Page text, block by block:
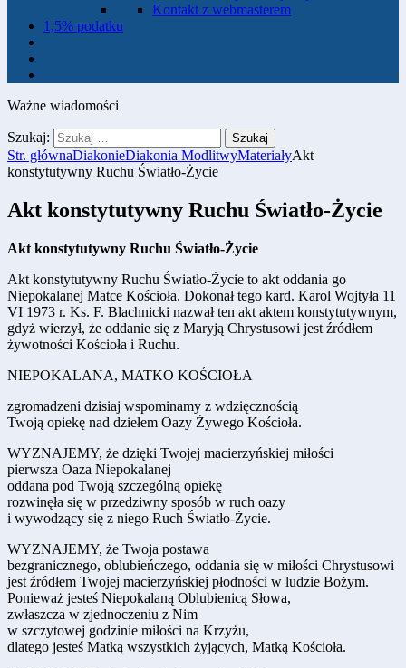
Kontakt z webmasterem
1,5% podatku
Ważne wiadomości
Szukaj:
Str. głównaDiakonieDiakonia ModlitwyMateriałyAkt
konstytutywny Ruchu Światło-Życie
Akt konstytutywny Ruchu Światło-Życie
Akt konstytutywny Ruchu Światło-Życie
Akt konstytutywny Ruchu Światło-Życie to akt oddania go
Niepokalanej Matce Kościoła. Dokonał tego kard. Karol Wojtyła 11
VI 1973 r. Ks. F. Blachnicki nazwał ten akt aktem konstytutywnym,
gdyż wierzył, że oddanie się z Maryją Chrystusowi jest źródłem
żywotności Kościoła i Ruchu.
NIEPOKALANA, MATKO KOŚCIOŁA
zgromadzeni dzisiaj wspominamy z wdzięcznością
Twoją opiekę nad dziełem Oazy Żywego Kościoła.
WYZNAJEMY, że dzięki Twojej macierzyńskiej miłości
pierwsza Oaza Niepokalanej
oddana pod Twoją szczególną opiekę
rozwinęła się w przedziwny sposób w ruch oazy
i wywodzący się z niego Ruch Światło-Życie.
WYZNAJEMY, że Twoja postawa
bezgranicznego, oblubieńczego, oddania się w miłości Chrystusowi
jest źródłem Twojej macierzyńskiej płodności w ludzie Bożym.
Ponieważ jesteś Niepokalaną Oblubienicą Słowa,
zwłaszcza w zjednoczeniu z Nim
w szczytowej godzinie miłości na Krzyżu,
dlatego jesteś Matką wszystkich żyjących, Matką Kościoła.